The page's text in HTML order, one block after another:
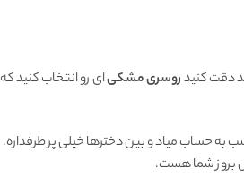
دقت کنیدروسری مشکیای رو انتخاب کنید که
حساب میاد و بین دخترها خیلی پر طرفداره.
بروز شما هست.